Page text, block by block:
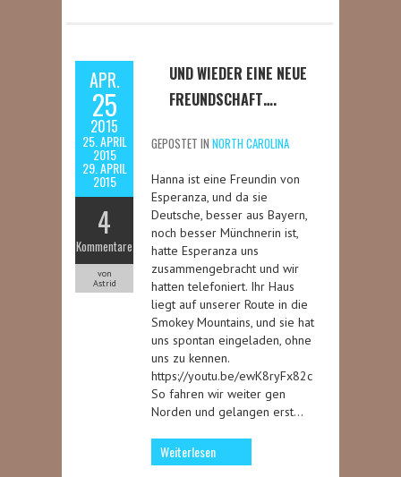
APR.
25
2015
25. APRIL
2015
29. APRIL
2015
4
Kommentare
von
Astrid
UND WIEDER EINE NEUE
FREUNDSCHAFT….
GEPOSTET IN NORTH CAROLINA
Hanna ist eine Freundin von
Esperanza, und da sie
Deutsche, besser aus Bayern,
noch besser Münchnerin ist,
hatte Esperanza uns
zusammengebracht und wir
hatten telefoniert. Ihr Haus
liegt auf unserer Route in die
Smokey Mountains, und sie hat
uns spontan eingeladen, ohne
uns zu kennen.
https://youtu.be/ewK8ryFx82c
So fahren wir weiter gen
Norden und gelangen erst…
Weiterlesen